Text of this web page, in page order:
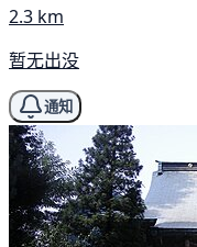
2.3 km
暂无出没
通知